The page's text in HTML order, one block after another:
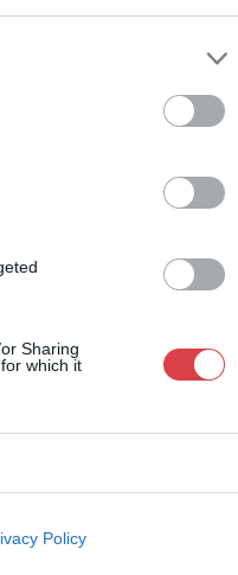
Sharing
which it
Policy
Telefon: 317-4757,
http://
ár + 25% jutalék
a postaköltség, biztosítási